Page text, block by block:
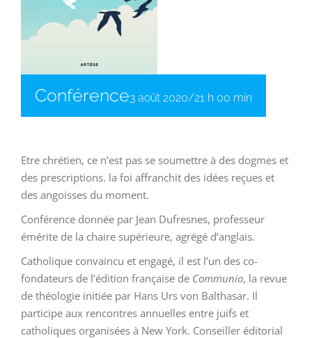
Conférence3 août 2020/21 h 00 min
Etre chrétien, ce n’est pas se soumettre à des dogmes et
des prescriptions. la foi affranchit des idées reçues et
des angoisses du moment.
Conférence donnée par Jean Dufresnes, professeur
émérite de la chaire supérieure, agrégé d’anglais.
Catholique convaincu et engagé, il est l’un des co-
fondateurs de l’édition française de Communio, la revue
de théologie initiée par Hans Urs von Balthasar. Il
participe aux rencontres annuelles entre juifs et
catholiques organisées à New York. Conseiller éditorial